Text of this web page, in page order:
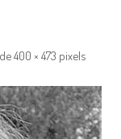
400 × 473 pixels